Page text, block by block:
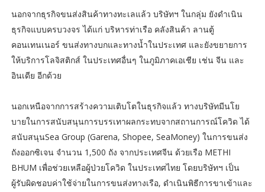
นอกจากธุรกิจขนส่งสินค้าทางทะเลแล้ว บริษัทฯ ในกลุ่ม ยังดำเนิน
ธุรกิจแบบครบวงจร ได้แก่ บริหารท่าเรือ คลังสินค้า ลานตู้
คอนเทนเนอร์ ขนส่งทางบกและทางน้ำในประเทศ และยังขยายการ
ให้บริการโลจิสติกส์ ในประเทศอื่นๆ ในภูมิภาคเอเชีย เช่น จีน และ
อินเดีย อีกด้วย
นอกเหนือจากการสร้างความเติบโตในธุรกิจแล้ว ทางบริษัทมีนโย
บายในการสนับสนุนการบรรเทาผลกระทบจากสถานการณ์โควิด ได้
สนับสนุนSea Group (Garena, Shopee, SeaMoney) ในการขนส่ง
ถังออกซิเจน จำนวน 1,500 ถัง จากประเทศจีน ด้วยเรือ METHI
BHUM เพื่อช่วยเหลือผู้ป่วยโควิด ในประเทศไทย โดยบริษัทฯ เป็น
ผู้รับผิดชอบค่าใช้จ่ายในการขนส่งทางเรือ, ดำเนินพิธีการขาเข้าและ